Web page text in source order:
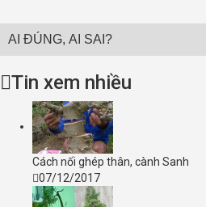
AI ĐÚNG, AI SAI?
Tin xem nhiều
Cách nối ghép thân, cành Sanh
07/12/2017